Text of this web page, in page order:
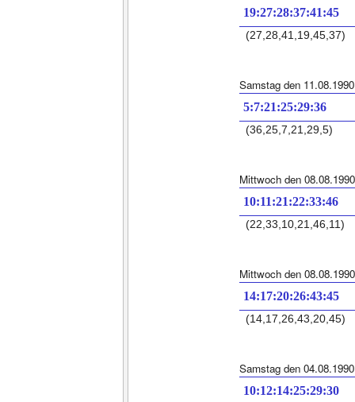
19:27:28:37:41:45
(27,28,41,19,45,37)
Samstag den 11.08.1990
5:7:21:25:29:36
(36,25,7,21,29,5)
Mittwoch den 08.08.1990
10:11:21:22:33:46
(22,33,10,21,46,11)
Mittwoch den 08.08.1990
14:17:20:26:43:45
(14,17,26,43,20,45)
Samstag den 04.08.1990
10:12:14:25:29:30